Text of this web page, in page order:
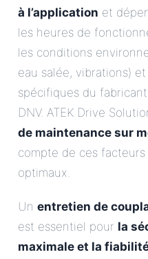
à l’application et
les heures de
les conditions
eau salée, vibrations)
spécifiques du
DNV. ATEK Drive
de maintenance sur
compte de ces
optimaux.
Un entretien de
est essentiel pour la
maximale et la